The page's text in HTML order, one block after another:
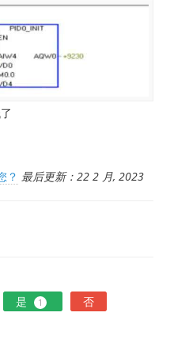
？ 最后更新：22 2 月, 2023
是 1 否